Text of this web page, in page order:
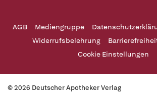
AGB Mediengruppe
Widerrufsbelehrung
Cookie Einstellungen
© 2026 Deutscher Apotheker Verlag